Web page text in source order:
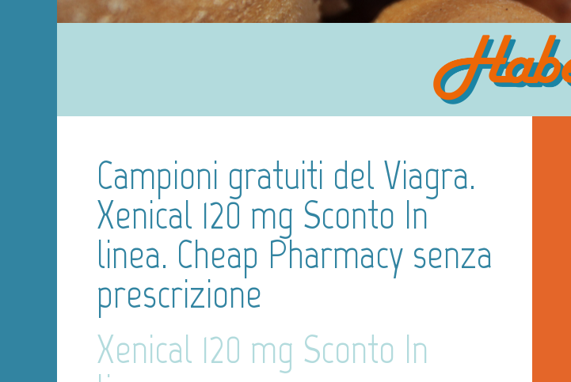
Campioni gratuiti del Viagra.
Xenical 120 mg Sconto In
linea. Cheap Pharmacy senza
prescrizione
Xenical 120 mg Sconto In